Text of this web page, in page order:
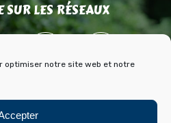
optimiser notre site web et notre
SUR LES RÉSEAUX
PARTENAIRES